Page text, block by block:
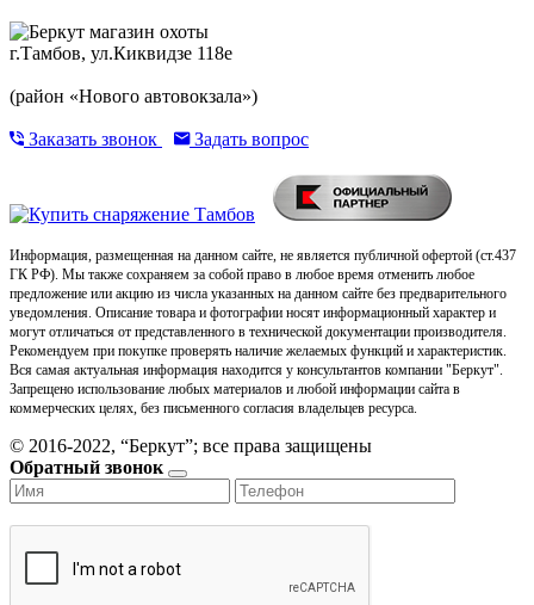
г.Тамбов, ул.Киквидзе 118е
(район «Нового автовокзала»)
Заказать звонок Задать вопрос
Информация, размещенная на данном сайте, не является публичной офертой (ст.437
ГК РФ). Мы также сохраняем за собой право в любое время отменить любое
предложение или акцию из числа указанных на данном сайте без предварительного
уведомления. Описание товара и фотографии носят информационный характер и
могут отличаться от представленного в технической документации производителя.
Рекомендуем при покупке проверять наличие желаемых функций и характеристик.
Вся самая актуальная информация находится у консультантов компании "Беркут".
Запрещено использование любых материалов и любой информации сайта в
коммерческих целях, без письменного согласия владельцев ресурса.
© 2016-2022, “Беркут”; все права защищены
Обратный звонок